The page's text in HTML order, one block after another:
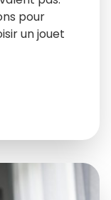
pour
un jouet